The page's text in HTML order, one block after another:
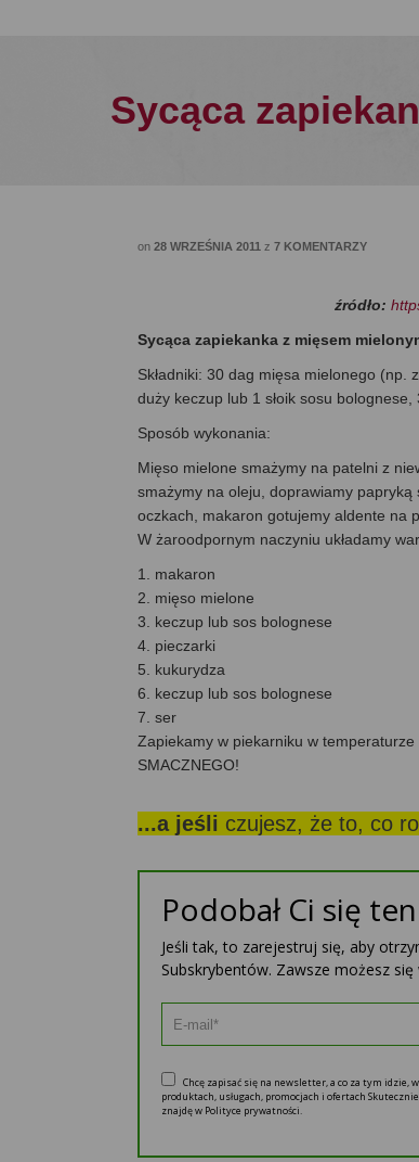
Sycąca
on 28 WRZEŚNIA 2011 z 7 KOMENTARZY
źródło:
Sycąca zapiekanka z mięsem
Składniki: 30 dag mięsa mielonego (np.
duży keczup lub 1 słoik sosu bolognese,
Sposób wykonania:
Mięso mielone smażymy na patelni z
smażymy na oleju, doprawiamy
oczkach, makaron gotujemy aldente na
W żaroodpornym naczyniu układamy
1. makaron
2. mięso mielone
3. keczup lub sos bolognese
4. pieczarki
5. kukurydza
6. keczup lub sos bolognese
7. ser
Zapiekamy w piekarniku w
SMACZNEGO!
...a jeśli czujesz, że to, co
Podobał Ci się
Jeśli tak, to zarejestruj się, aby
Subskrybentów. Zawsze możesz
Chcę zapisać się na newsletter, a co za tym idzie,
produktach, usługach, promocjach i ofertach
znajdę w Polityce prywatności.